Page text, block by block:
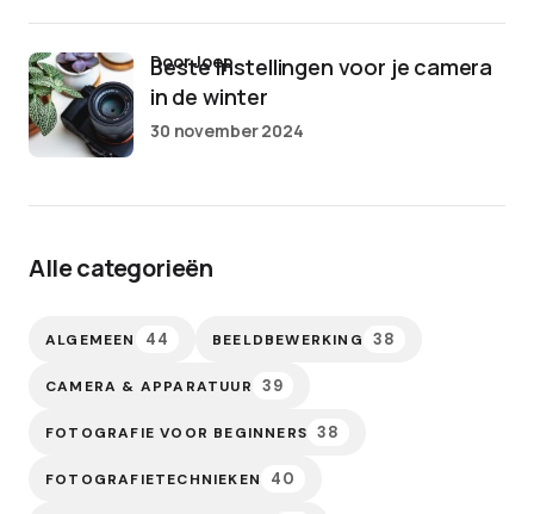
Beste instellingen voor je camera
in de winter
door Joep
30 november 2024
Alle categorieën
ALGEMEEN 44 BEELDBEWERKING 38
CAMERA & APPARATUUR 39
FOTOGRAFIE VOOR BEGINNERS 38
FOTOGRAFIETECHNIEKEN 40